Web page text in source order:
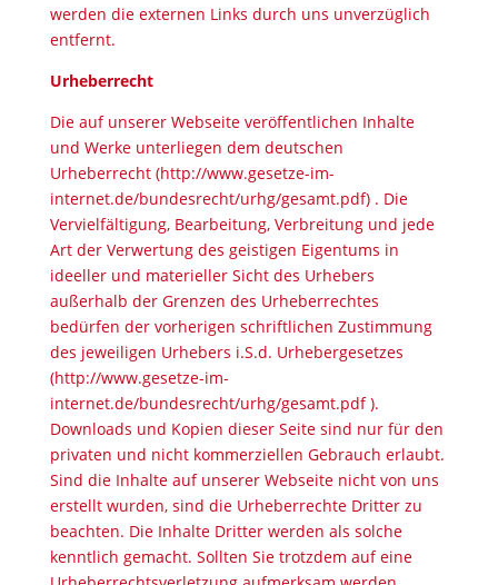
werden die externen Links durch uns unverzüglich
entfernt.
Urheberrecht
Die auf unserer Webseite veröffentlichen Inhalte
und Werke unterliegen dem deutschen
Urheberrecht (http://www.gesetze-im-
internet.de/bundesrecht/urhg/gesamt.pdf) . Die
Vervielfältigung, Bearbeitung, Verbreitung und jede
Art der Verwertung des geistigen Eigentums in
ideeller und materieller Sicht des Urhebers
außerhalb der Grenzen des Urheberrechtes
bedürfen der vorherigen schriftlichen Zustimmung
des jeweiligen Urhebers i.S.d. Urhebergesetzes
(http://www.gesetze-im-
internet.de/bundesrecht/urhg/gesamt.pdf ).
Downloads und Kopien dieser Seite sind nur für den
privaten und nicht kommerziellen Gebrauch erlaubt.
Sind die Inhalte auf unserer Webseite nicht von uns
erstellt wurden, sind die Urheberrechte Dritter zu
beachten. Die Inhalte Dritter werden als solche
kenntlich gemacht. Sollten Sie trotzdem auf eine